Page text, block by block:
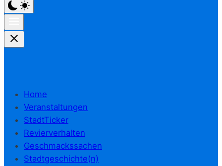
Home
Veranstaltungen
StadtTicker
Revierverhalten
Geschmackssachen
Stadtgeschichte(n)